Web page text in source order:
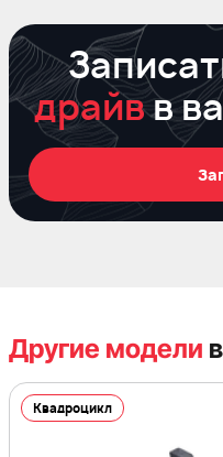
драйвв
Другие модели
Квадроцикл